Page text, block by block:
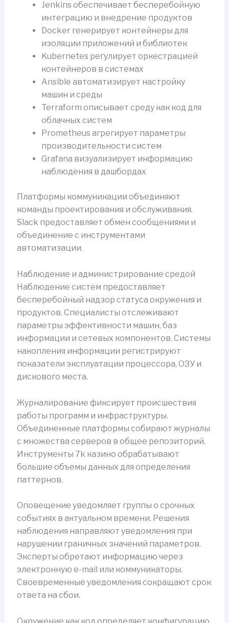
Jenkins обеспечивает бесперебойную
интеграцию и внедрение продуктов
Docker генерирует контейнеры для
изоляции приложений и библиотек
Kubernetes регулирует оркестрацией
контейнеров в системах
Ansible автоматизирует настройку
машин и среды
Terraform описывает среду как код для
облачных систем
Prometheus агрегирует параметры
производительности систем
Grafana визуализирует информацию
наблюдения в дашбордах
Платформы коммуникации объединяют
команды проектирования и обслуживания.
Slack предоставляет обмен сообщениями и
объединение с инструментами
автоматизации.
Наблюдение и администрирование средой
Наблюдение систем предоставляет
бесперебойный надзор статуса окружения и
продуктов. Специалисты отслеживают
параметры эффективности машин, баз
информации и сетевых компонентов. Системы
накопления информации регистрируют
показатели эксплуатации процессора, ОЗУ и
дискового места.
Журналирование фиксирует происшествия
работы программ и инфраструктуры.
Объединенные платформы собирают журналы
с множества серверов в общее репозиторий.
Инструменты 7k казино обрабатывают
большие объемы данных для определения
паттернов.
Оповещение уведомляет группы о срочных
событиях в актуальном времени. Решения
наблюдения направляют уведомления при
нарушении граничных значений параметров.
Эксперты обретают информацию через
электронную e-mail или коммуникаторы.
Своевременные уведомления сокращают срок
ответа на сбои.